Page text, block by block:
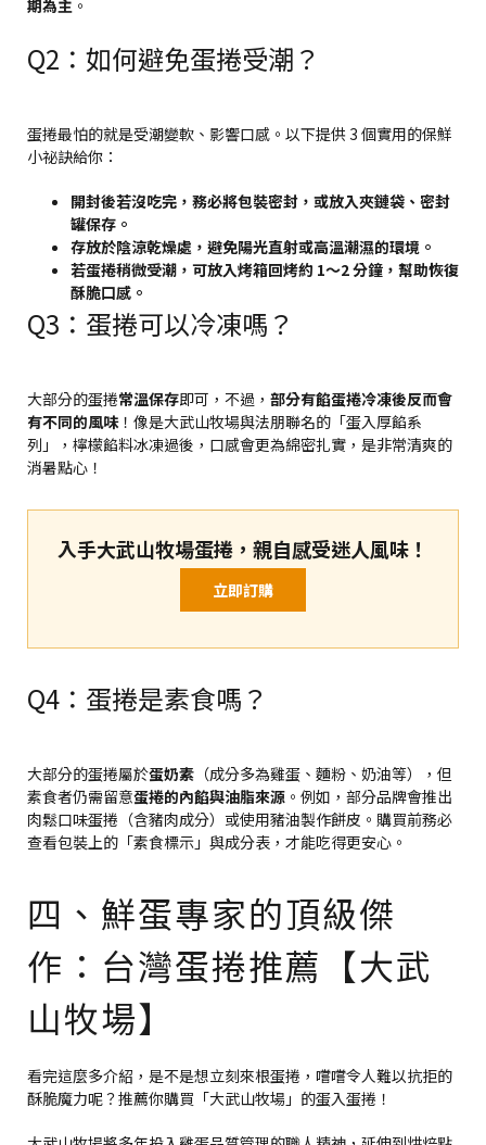
期為主 。
Q2：如何避免蛋捲受潮？
蛋捲最怕的就是受潮變軟、影響口感。以下提供 3 個實用的保鮮
小祕訣給你：
開封後若沒吃完，務必將包裝密封，或放入夾鏈袋、密封
罐保存。
存放於陰涼乾燥處，避免陽光直射或高溫潮濕的環境。
若蛋捲稍微受潮，可放入烤箱回烤約 1～2 分鐘，幫助恢復
酥脆口感。
Q3：蛋捲可以冷凍嗎？
大部分的蛋捲常溫保存即可，不過， 部分有餡蛋捲冷凍後反而會
有不同的風味！像是大武山牧場與法朋聯名的「蛋入厚餡系
列」，檸檬餡料冰凍過後，口感會更為綿密扎實，是非常清爽的
消暑點心！
入手大武山牧場蛋捲，親自感受迷人風味！
立即訂購
Q4：蛋捲是素食嗎？
大部分的蛋捲屬於蛋奶素 （成分多為雞蛋、麵粉、奶油等），但
素食者仍需留意蛋捲的內餡與油脂來源 。例如，部分品牌會推出
肉鬆口味蛋捲（含豬肉成分）或使用豬油製作餅皮。購買前務必
查看包裝上的「素食標示」與成分表，才能吃得更安心。
四、鮮蛋專家的頂級傑
作：台灣蛋捲推薦【大武
山牧場】
看完這麼多介紹，是不是想立刻來根蛋捲，嚐嚐令人難以抗拒的
酥脆魔力呢？推薦你購買「大武山牧場」的蛋入蛋捲！